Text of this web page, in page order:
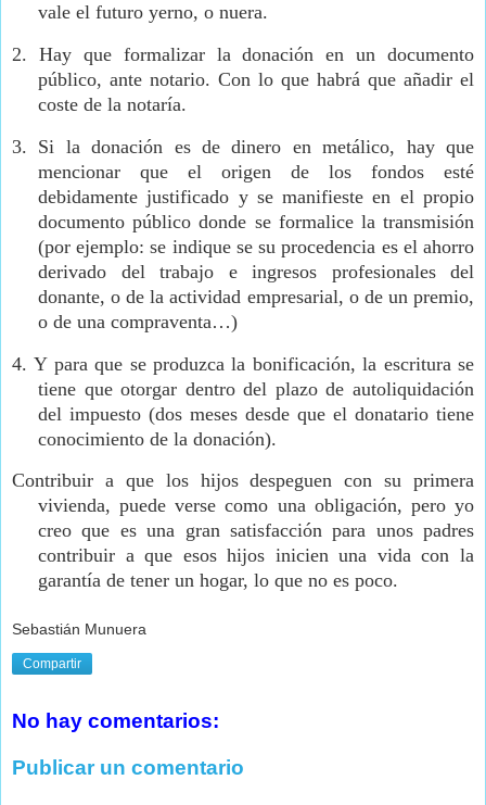
vale el futuro yerno, o nuera.
2. Hay que formalizar la donación en un documento
público, ante notario. Con lo que habrá que añadir el
coste de la notaría.
3. Si la donación es de dinero en metálico, hay que
mencionar que el origen de los fondos esté
debidamente justificado y se manifieste en el propio
documento público donde se formalice la transmisión
(por ejemplo: se indique se su procedencia es el ahorro
derivado del trabajo e ingresos profesionales del
donante, o de la actividad empresarial, o de un premio,
o de una compraventa…)
4. Y para que se produzca la bonificación, la escritura se
tiene que otorgar dentro del plazo de autoliquidación
del impuesto (dos meses desde que el donatario tiene
conocimiento de la donación).
Contribuir a que los hijos despeguen con su primera
vivienda, puede verse como una obligación, pero yo
creo que es una gran satisfacción para unos padres
contribuir a que esos hijos inicien una vida con la
garantía de tener un hogar, lo que no es poco.
Sebastián Munuera
Compartir
No hay comentarios:
Publicar un comentario